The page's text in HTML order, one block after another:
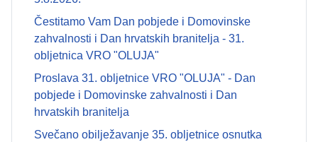
Čestitamo Vam Dan pobjede i Domovinske
zahvalnosti i Dan hrvatskih branitelja - 31.
obljetnica VRO "OLUJA"
Proslava 31. obljetnice VRO "OLUJA" - Dan
pobjede i Domovinske zahvalnosti i Dan
hrvatskih branitelja
Svečano obilježavanje 35. obljetnice osnutka